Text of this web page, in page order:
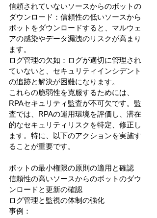
信頼されていないソースからのボットの
ダウンロード：信頼性の低いソースから
ボットをダウンロードすると、マルウェ
アの感染やデータ漏洩のリスクが高まり
ます。
ログ管理の欠如：ログが適切に管理され
ていないと、セキュリティインシデント
の追跡と解決が困難になります。
これらの脆弱性を克服するためには、
RPAセキュリティ監査が不可欠です。監
査では、RPAの運用環境を評価し、潜在
的なセキュリティリスクを特定、修正し
ます。特に、以下のアクションを実施す
ることが重要です。
ボットの最小権限の原則の適用と確認
信頼性の高いソースからのボットのダウ
ンロードと更新の確認
ログ管理と監視の体制の強化
事例：